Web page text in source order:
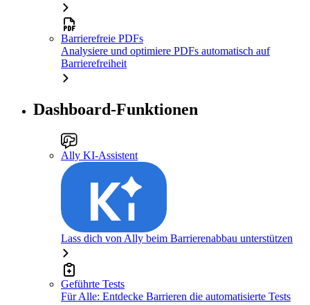
Barrierefreie PDFs
Analysiere und optimiere PDFs automatisch auf
Barrierefreiheit
Dashboard-Funktionen
Ally KI-Assistent
Lass dich von Ally beim Barrierenabbau unterstützen
Geführte Tests
Für Alle: Entdecke Barrieren die automatisierte Tests